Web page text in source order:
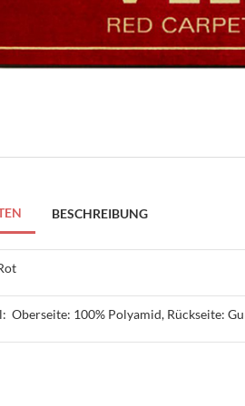
BESCHREIBUNG
Oberseite: 100% Polyamid, Rückseite: